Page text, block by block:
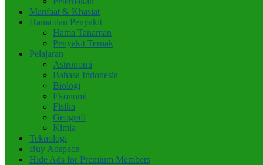
Manfaat & Khasiat
Hama dan Penyakit
Hama Tanaman
Penyakit Ternak
Pelajaran
Astronomi
Bahasa Indonesia
Biologi
Ekonomi
Fisika
Geografi
Kimia
Teknologi
Buy Adspace
Hide Ads for Premium Members